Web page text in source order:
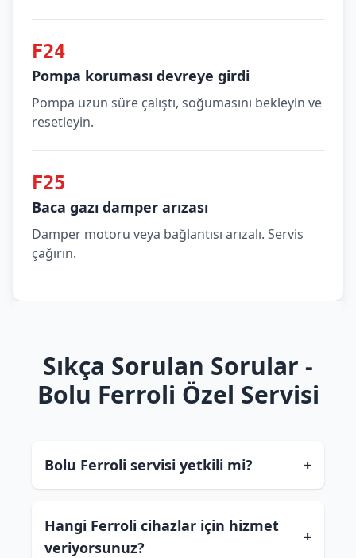
F24
Pompa koruması devreye girdi
Pompa uzun süre çalıştı, soğumasını bekleyin ve
resetleyin.
F25
Baca gazı damper arızası
Damper motoru veya bağlantısı arızalı. Servis
çağırın.
Sıkça Sorulan Sorular -
Bolu Ferroli Özel Servisi
Bolu Ferroli servisi yetkili mi? +
Hangi Ferroli cihazlar için hizmet
veriyorsunuz?
+